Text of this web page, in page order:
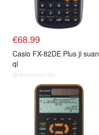
€68.99
Casio FX-82DE Plus ji suan
qi
@dealmoon.de